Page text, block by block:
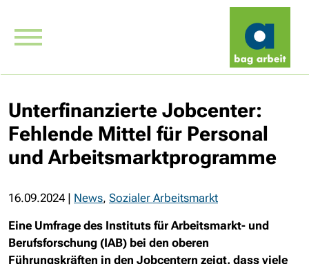
Unterfinanzierte Jobcenter:
Fehlende Mittel für Personal
und Arbeitsmarktprogramme
16.09.2024 | News, Sozialer Arbeitsmarkt
Eine Umfrage des Instituts für Arbeitsmarkt- und
Berufsforschung (IAB) bei den oberen
Führungskräften in den Jobcentern zeigt, dass viele